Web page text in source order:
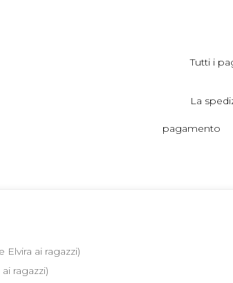
Tutti i
La
pagamento
ai ragazzi)
ragazzi)